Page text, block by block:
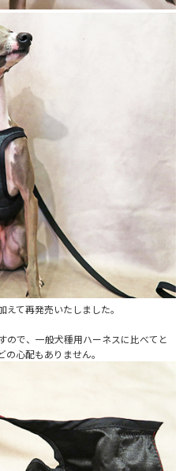
て再発売いたしました。
ので、一般犬種用ハーネスに比べてと
心配もありません。